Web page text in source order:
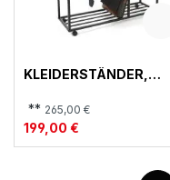
KLEIDERSTÄNDER,
** 265,00 €
199,00 €